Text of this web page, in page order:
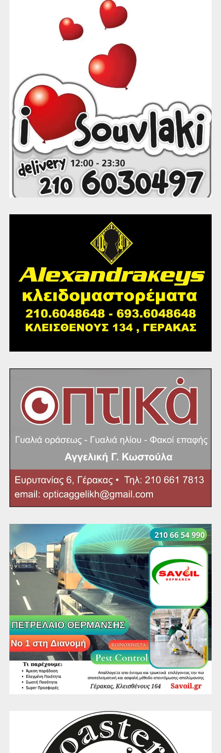
Στις 19:00 θα πραγματοποιηθεί η φωταγώγηση του
χριστουγεννιάτικου δέντρου.
Κοινό σημείο και των τριών φωταγωγήσεων αποτελεί
το πλούσιο πρόγραμμα ψυχαγωγικών δράσεων που θα
πραγματοποιείται καθ’ όλη τη διάρκεια των
εκδηλώσεων, από τις 17:00 έως τις 20:00.
Μικροί και μεγάλοι θα έχουν την ευκαιρία:
να συναντήσουν τον Άγιο Βασίλη,
να συμμετάσχουν στο Ατελιέ των Ξωτικών με face
painting,
να διασκεδάσουν με το Ξωτικό των Μπαλονιών και τις
χριστουγεννιάτικες μασκότ,
να απολαύσουν εντυπωσιακό bubble show,
να παρακολουθήσουν τη θεατρική παράσταση
ανιματέρ «Τα Ξωτικά των Χριστουγέννων»
να συμμετέχουν στο διαδραστικό δρώμενο «Οι
Μαγικές Βαλίτσες των Χριστουγέννων»,
καθώς και να λάβουν μέρος σε δημιουργικά
χριστουγεννιάτικα εργαστήρια.
Ο Δήμος Παλλήνης σας καλεί να ζήσουμε όλοι μαζί τη
μαγεία των Χριστουγέννων και να φωτίσουμε τις πόλεις